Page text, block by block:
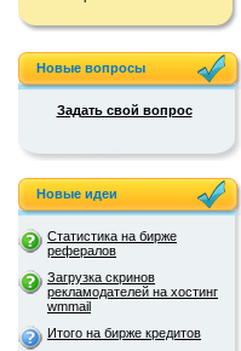
Новые вопросы
Задать свой вопрос
Новые идеи
Статистика на бирже
рефералов
Загрузка скринов
рекламодателей на хостинг
wmmail
Итого на бирже кредитов